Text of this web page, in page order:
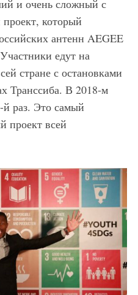
и очень сложный с
проект, который
антенн AEGEE
едут на
стране с остановками
Транссиба. В 2018-м
й раз. Это самый
проект всей